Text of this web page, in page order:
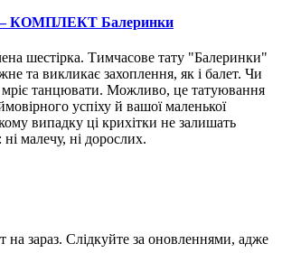
— КОМПЛЕКТ Балеринки
шестірка. Тимчасове тату "Балеринки"
та викликає захоплення, як і балет. Чи
мріє танцювати. Можливо, це татуювання
успіху й вашої маленької
випадку ці крихітки не залишать
малечу, ні дорослих.
на зараз. Слідкуйте за оновленнями, адже